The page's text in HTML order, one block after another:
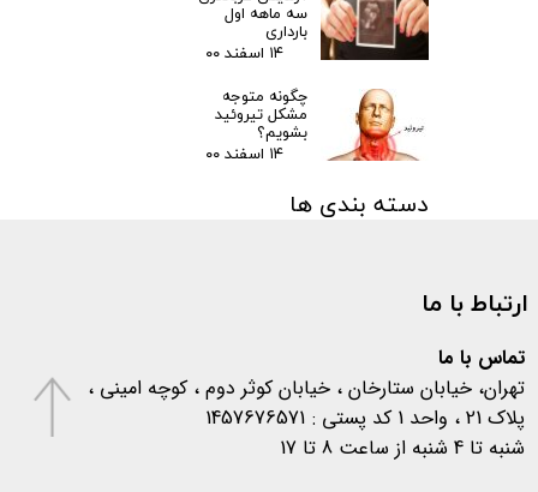
سه ماهه اول
بارداری
۱۴ اسفند ۰۰
چگونه متوجه
مشکل تیروئید
بشویم؟
۱۴ اسفند ۰۰
دسته بندی ها
اخبار آزمایشگاهی
متفرقهارتباط با ما
تماس با ما
تهران، خیابان ستارخان ، خیابان کوثر دوم ، کوچه امینی ،
پلاک 21 ، واحد 1 کد پستی : 1457676571
شنبه تا 4 شنبه از ساعت 8 تا 17